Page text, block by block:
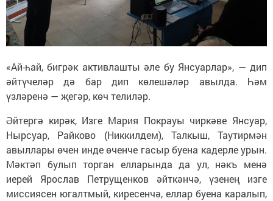
«Ай-һай, бигрәк активлашты әле бу Янсуарлар», — дип
әйтүчеләр дә бар дип көлешәләр авылда. Һәм
үзләренә — җегәр, көч телиләр.
Әйтергә кирәк, Изге Мария Покрауы чиркәве Янсуар,
Нырсуар, Райково (Никкилдем), Талкыш, Таутирмән
авыллары өчен инде өченче гасыр буена кадерле урын.
Мәктәп булып торган елларында да ул, нәкъ менә
иерей Ярослав Петрущенков әйткәнчә, үзенең изге
миссиясен югалтмый, киресенчә, еллар буена каралып,